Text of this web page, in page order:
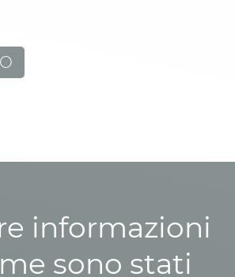
informazioni
sono stati